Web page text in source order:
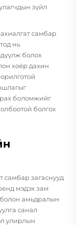
зүйл
самбар
нь
болох
хоёр дахин
боломжийг
болгох
самбар загаснууд
мэдэх зам
болон амьдралын
санал
улирлын